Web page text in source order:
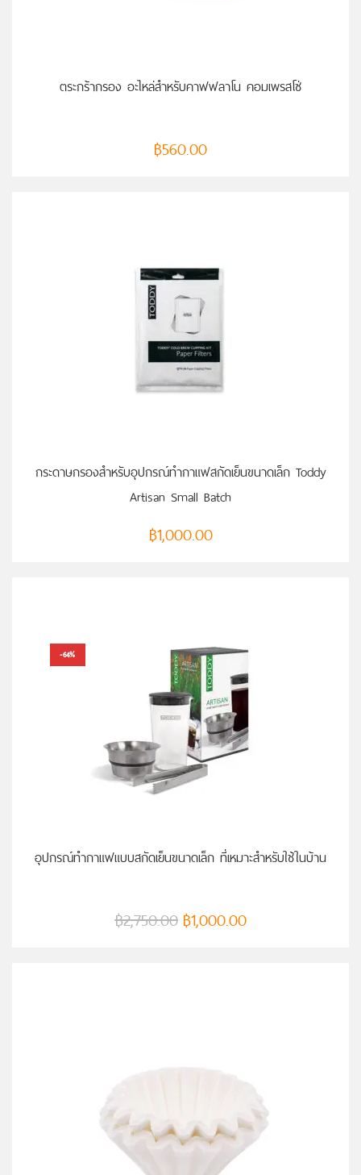
ตระกร้ากรอง อะไหล่สำหรับคาฟฟลาโน คอมเพรสโซ่
฿560.00
กระดาษกรองสำหรับอุปกรณ์ทำกาแฟสกัดเย็นขนาดเล็ก Toddy
Artisan Small Batch
฿1,000.00
-64%
อุปกรณ์ทำกาแฟแบบสกัดเย็นขนาดเล็ก ที่เหมาะสำหรับใช้ในบ้าน
฿2,750.00 ฿1,000.00